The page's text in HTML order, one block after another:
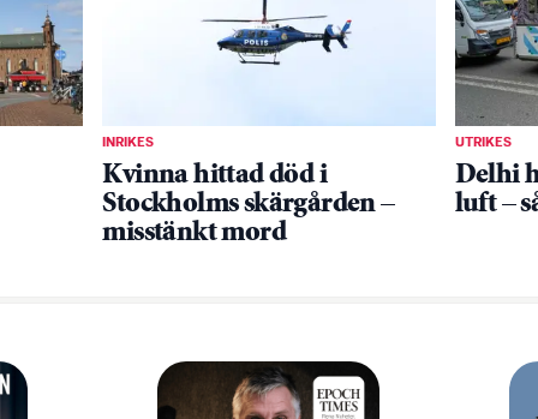
INRIKES
Kvinna hittad död i
Stockholms skärgården –
misstänkt mord
UTRIKES
Delhi
luft –